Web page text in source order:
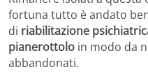
fortuna tutto è andato
di riabilitazione
pianerottolo in modo da
abbandonati.